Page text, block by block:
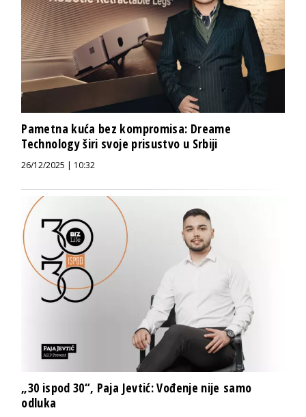
Pametna kuća bez kompromisa: Dreame
Technology širi svoje prisustvo u Srbiji
26/12/2025 | 10:32
„30 ispod 30“, Paja Jevtić: Vođenje nije samo
odluka